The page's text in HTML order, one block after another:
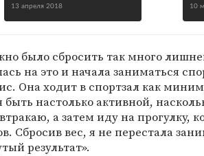
13 апреля 2018 10
было сбросить так много
на это и начала заниматься
Она ходит в спортзал как
быть настолько активной,
а затем иду на прогулку,
Сбросив вес, я не перестала
результат».